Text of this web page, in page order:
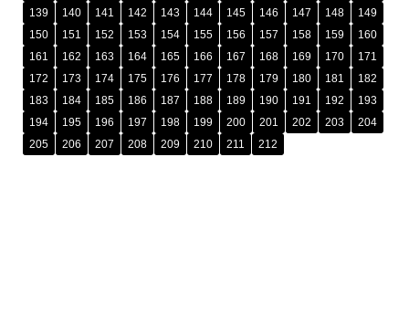
139
140 141 142 143 144 145 146 147 148
149
150
151 152 153 154 155 156 157 158 159
160
161
162 163 164 165 166 167 168 169 170
171
172
173 174 175 176 177 178 179 180 181
182
183
184 185 186 187 188 189 190 191 192
193
194
195 196 197 198 199 200 201 202 203
204
205
206 207 208 209 210 211 212